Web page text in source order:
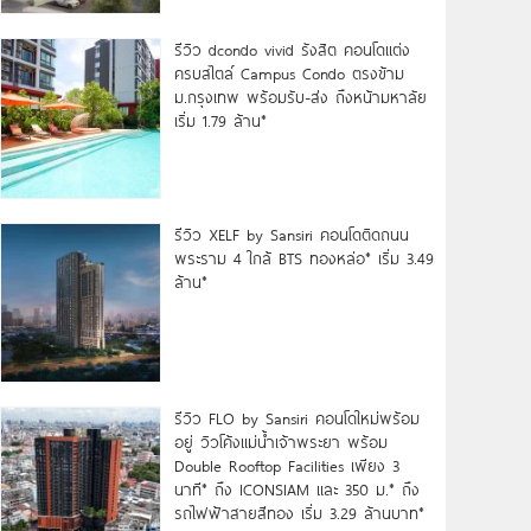
รีวิว dcondo vivid รังสิต คอนโดแต่ง
ครบสไตล์ Campus Condo ตรงข้าม
ม.กรุงเทพ พร้อมรับ-ส่ง ถึงหน้ามหาลัย
เริ่ม 1.79 ล้าน*
รีวิว XELF by Sansiri คอนโดติดถนน
พระราม 4 ใกล้ BTS ทองหล่อ* เริ่ม 3.49
ล้าน*
รีวิว FLO by Sansiri คอนโดใหม่พร้อม
อยู่ วิวโค้งแม่น้ำเจ้าพระยา พร้อม
Double Rooftop Facilities เพียง 3
นาที* ถึง ICONSIAM และ 350 ม.* ถึง
รถไฟฟ้าสายสีทอง เริ่ม 3.29 ล้านบาท*